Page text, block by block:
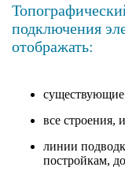
подключения
отображать:
существующие
все строения,
линии
постройкам,